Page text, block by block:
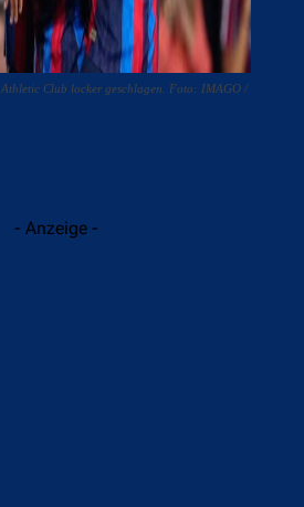
Club locker geschlagen. Foto: IMAGO /
- Anzeige -